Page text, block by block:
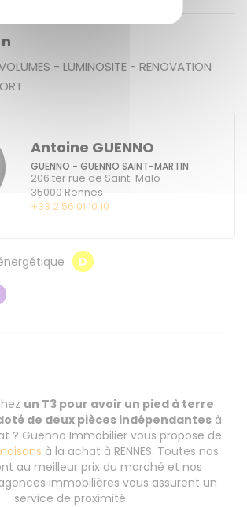
- LUMINOSITE - RENOVATION
Antoine GUENNO
GUENNO - GUENNO SAINT-MARTIN
206 ter rue de Saint-Malo
35000 Rennes
+33 2 56 01 10 10
D
un T3 pour avoir un pied à terre
de deux pièces indépendantes à
? Guenno Immobilier vous propose de
à la achat à RENNES. Toutes nos
au meilleur prix du marché et nos
immobilières vous assurent un
service de proximité.